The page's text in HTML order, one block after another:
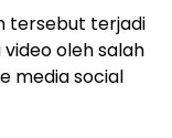
tersebut terjadi
oleh salah
media social